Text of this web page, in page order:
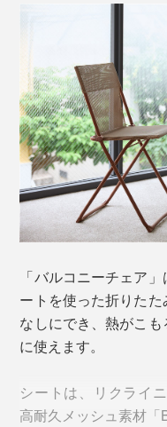
「バルコニーチェア
ートを使った折りた
なしにでき、熱がこ
に使えます。
シートは、リクライ
高耐久メッシュ素材「